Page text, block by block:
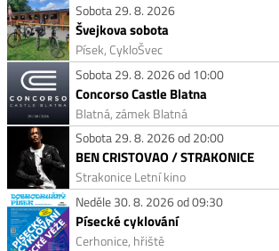
Sobota 29. 8. 2026
Švejkova sobota
Písek, CykloŠvec
Sobota 29. 8. 2026 od 10:00
Concorso Castle Blatna
Blatná, zámek Blatná
Sobota 29. 8. 2026 od 20:00
BEN CRISTOVAO / STRAKONICE
Strakonice Letní kino
Neděle 30. 8. 2026 od 09:30
Písecké cyklování
Cerhonice, hřiště